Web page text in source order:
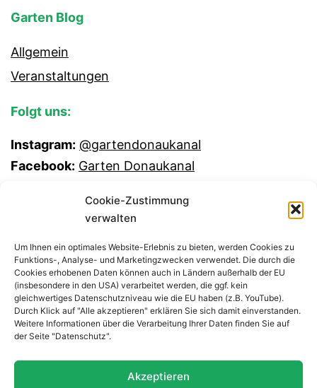
Cookie-Zustimmung
verwalten
Um Ihnen ein optimales Website-Erlebnis zu bieten, werden Cookies zu
Funktions-, Analyse- und Marketingzwecken verwendet. Die durch die
Cookies erhobenen Daten können auch in Ländern außerhalb der EU
(insbesondere in den USA) verarbeitet werden, die ggf. kein
gleichwertiges Datenschutzniveau wie die EU haben (z.B. YouTube).
Durch Klick auf "Alle akzeptieren" erklären Sie sich damit einverstanden.
Weitere Informationen über die Verarbeitung Ihrer Daten finden Sie auf
der Seite "Datenschutz".
Akzeptieren
Garten Blog
Allgemein
Veranstaltungen
Folgt uns:
Instagram: @gartendonaukanal
Facebook: Garten Donaukanal
GEMEINSCHAFTSGARTEN
DONAUKANAL